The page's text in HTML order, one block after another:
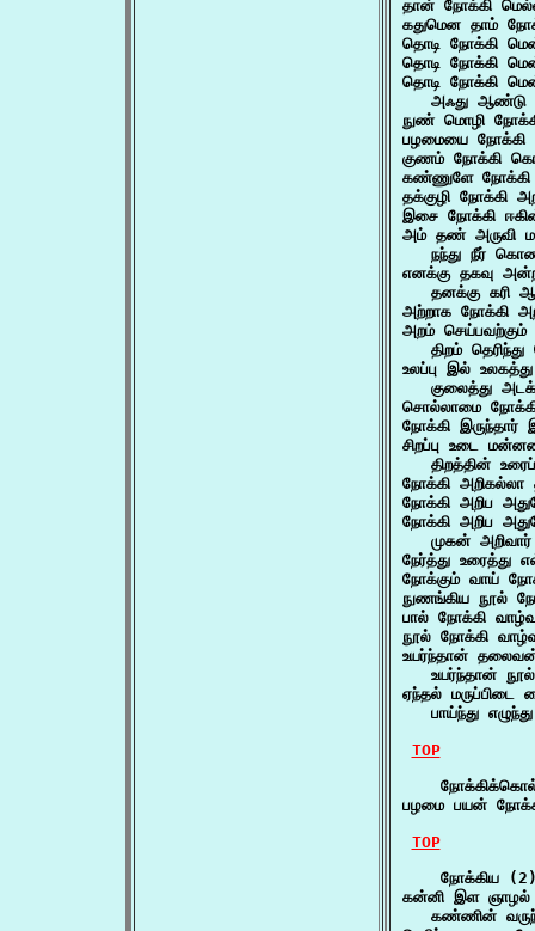
தான் நோக்கி
கதுமென தாம்
தொடி நோக்கி
தொடி நோக்கி
தொடி நோக்கி
அஃது ஆண்டு
நுண் மொழி
பழமையை நோக்கி
குணம் நோக்கி
கண்ணுளே
தக்குழி
இசை நோக்கி
அம் தண் அருவி
நந்து நீர்
எனக்கு தகவு
தனக்கு கரி
அற்றாக நோக்கி
அறம் செய்பவற்கும்
திறம்
உலப்பு இல்
குலைத்து
சொல்லாமை நோக்கி
நோக்கி
சிறப்பு உடை
திறத்தின்
நோக்கி
நோக்கி அறிப
நோக்கி அறிப
முகன்
நேர்த்து
நோக்கும் வாய்
நுணங்கிய நூல்
பால் நோக்கி
நூல் நோக்கி
உயர்ந்தான்
உயர்ந்தான் நூல்
ஏந்தல்
பாய்ந்து
TOP
பழமை பயன்
TOP
நோக்கிய
கன்னி இள ஞாழல்
கண்ணின்